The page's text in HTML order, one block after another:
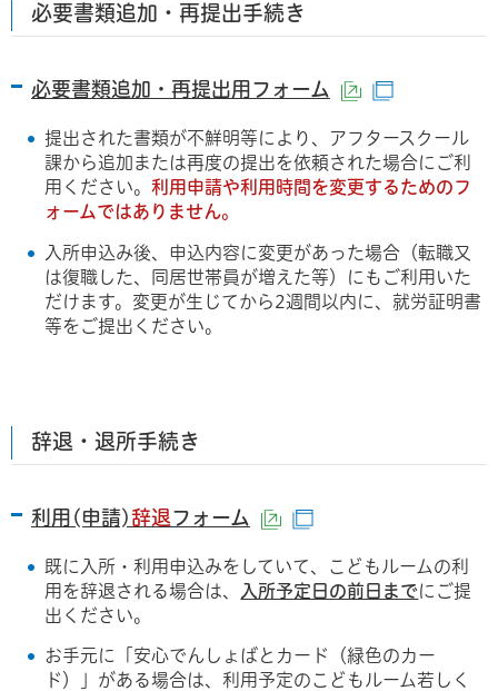
必要書類追加・再提出手続き
必要書類追加・再提出用フォーム （外部サイト
提出された書類が不鮮明等により、アフタースクール
課から追加または再度の提出を依頼された場合にご利
用ください。利用申請や利用時間を変更するためのフ
ォームではありません。
入所申込み後、申込内容に変更があった場合（転職又
は復職した、同居世帯員が増えた等）にもご利用いた
だけます。変更が生じてから2週間以内に、就労証明書
等をご提出ください。
辞退・退所手続き
利用(申請)辞退フォーム （外部サイトへリンク
既に入所・利用申込みをしていて、こどもルームの利
用を辞退される場合は、
入所予定日の前日までにご提
出ください。
お手元に「安心でんしょばとカード（緑色のカー
ド）」がある場合は、利用予定のこどもルーム若しく